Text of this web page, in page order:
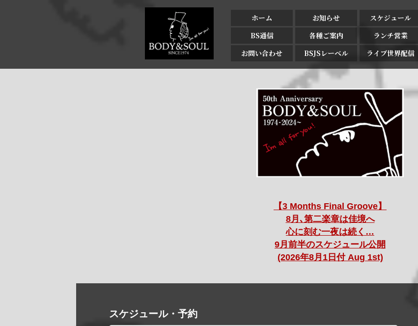
ホーム お知らせ スケジュール
BS通信
各種ご案内 ランチ営業
お問い合わせ
BSJSレーベル ライブ世界配信
【3 Months Final Groove】
8月､第二楽章は佳境へ
心に刻む一夜は続く…
9月前半のスケジュール公開
(2026年8月1日付 Aug 1st)
スケジュール・予約